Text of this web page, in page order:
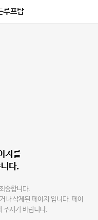
루프탑
지를
다.
송합니다.
나 삭제된 페이지 입니다. 페이
주시기 바랍니다.